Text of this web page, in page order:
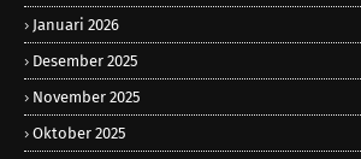
Januari 2026
Desember 2025
November 2025
Oktober 2025